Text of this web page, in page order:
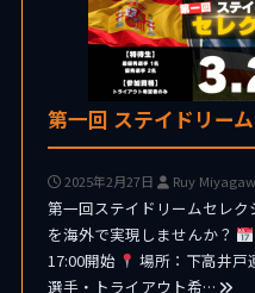
第一回 ステイドリー
2025年2月27日 Ruy
第一回ステイドリームセレ
を海外で実現しませんか？
17:00開始
場所：下高井戸
選手・トライアウト希…